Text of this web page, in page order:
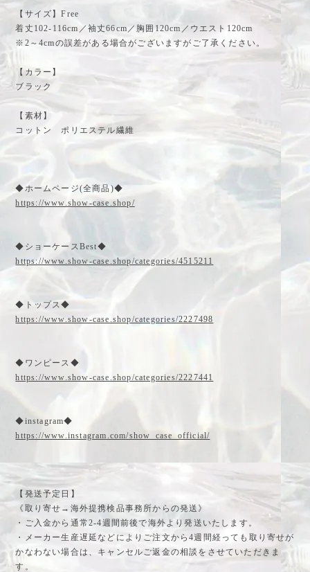
【サイズ】Free
着丈102-116cm／袖丈66cm／胸囲120cm／ウエスト120cm
※2～4cmの誤差がある場合がございますがご了承ください。
【カラー】
ブラック
【素材】
コットン ポリエステル繊維
◆ホームページ(全商品)◆
https://www.show-case.shop/
◆ショーケースBest◆
https://www.show-case.shop/categories/4515211
◆トップス◆
https://www.show-case.shop/categories/2227498
◆ワンピース◆
https://www.show-case.shop/categories/2227441
◆instagram◆
https://www.instagram.com/show_case_official/
【発送予定日】
《取り寄せ→海外提携検品事務所からの発送》
・ご入金から通常2-4週間前後で海外より発送いたします。
・メーカー生産遅延などによりご注文から4週間経っても取り寄せが
かなわない場合は、キャンセルご返金の相談をさせていただきま
す。